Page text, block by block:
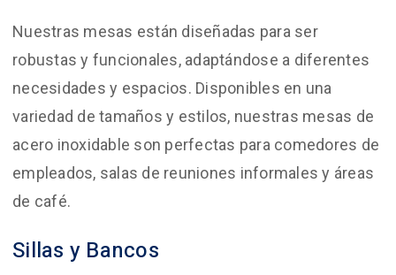
Nuestras mesas están diseñadas para ser
robustas y funcionales, adaptándose a diferentes
necesidades y espacios. Disponibles en una
variedad de tamaños y estilos, nuestras mesas de
acero inoxidable son perfectas para comedores de
empleados, salas de reuniones informales y áreas
de café.
Sillas y Bancos